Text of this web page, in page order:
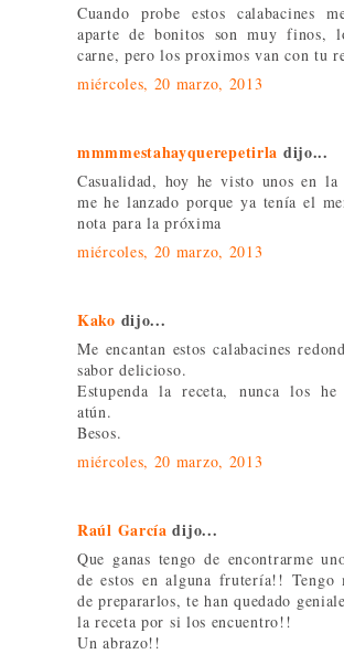
Cuando probe estos calabacines
aparte de bonitos son muy finos,
carne, pero los proximos van con tu
miércoles, 20 marzo, 2013
mmmmestahayquerepetirla dijo...
Casualidad, hoy he visto unos en
me he lanzado porque ya tenía el
nota para la próxima
miércoles, 20 marzo, 2013
Kako dijo...
Me encantan estos calabacines
sabor delicioso.
Estupenda la receta, nunca los he
atún.
Besos.
miércoles, 20 marzo, 2013
Raúl García dijo...
Que ganas tengo de encontrarme
de estos en alguna frutería!! Tengo
de prepararlos, te han quedado
la receta por si los encuentro!!
Un abrazo!!